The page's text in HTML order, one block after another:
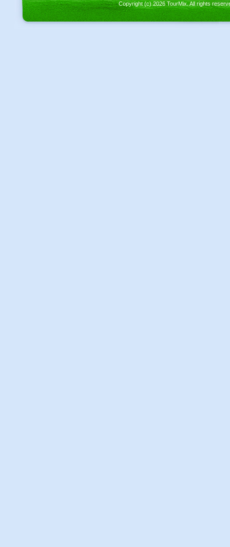
Copyright (c) 2026 TourMix. All rights